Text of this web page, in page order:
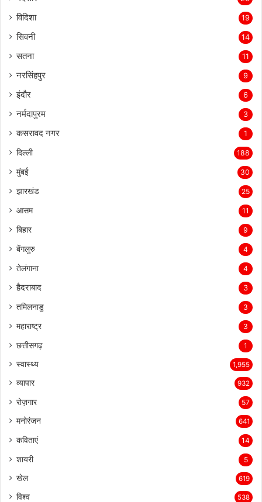
विदिशा 19
सिवनी 14
सतना 11
नरसिंहपुर 9
इंदौर 6
नर्मदापुरम 3
कसरावद नगर 1
दिल्ली 188
मुंबई 30
झारखंड 25
आसम 11
बिहार 9
बेंगलुरु 4
तेलंगाना 4
हैदराबाद 3
तमिलनाडु 3
महाराष्ट्र 3
छत्तीसगढ़ 1
स्वास्थ्य 1,955
व्यापार 932
रोज़गार 57
मनोरंजन 641
कविताएं 14
शायरी 5
खेल 619
विश्व 538